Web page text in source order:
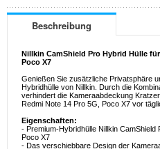
Beschreibung
Nillkin CamShield Pro Hybrid Hülle
Poco X7
Genießen Sie zusätzliche Privatsphäre
Hybridhülle von Nillkin. Durch die
verhindert die Kameraabdeckung
Redmi Note 14 Pro 5G, Poco X7 vor
Eigenschaften:
- Premium-Hybridhülle Nillkin CamShield
Poco X7
- Das verschiebbare Design der